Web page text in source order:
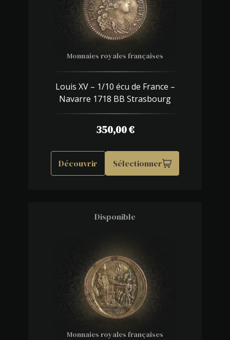
Monnaies royales françaises
Louis XV – 1/10 écu de France –
Navarre 1718 BB Strasbourg
350,00€
Découvrir Sélectionner
Disponible
Monnaies royales françaises